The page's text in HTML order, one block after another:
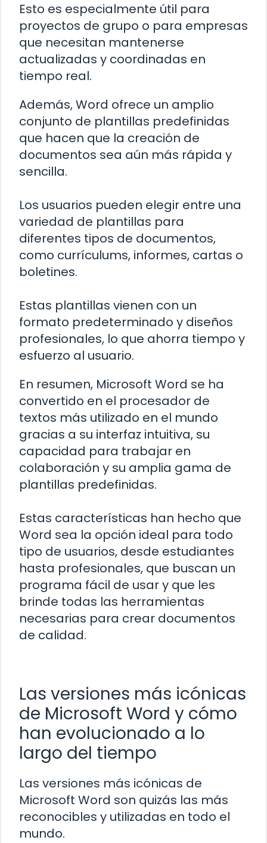
Esto es especialmente útil para
proyectos de grupo o para empresas
que necesitan mantenerse
actualizadas y coordinadas en
tiempo real.
Además, Word ofrece un amplio
conjunto de plantillas predefinidas
que hacen que la creación de
documentos sea aún más rápida y
sencilla.
Los usuarios pueden elegir entre una
variedad de plantillas para
diferentes tipos de documentos,
como currículums, informes, cartas o
boletines.
Estas plantillas vienen con un
formato predeterminado y diseños
profesionales, lo que ahorra tiempo y
esfuerzo al usuario.
En resumen, Microsoft Word se ha
convertido en el procesador de
textos más utilizado en el mundo
gracias a su interfaz intuitiva, su
capacidad para trabajar en
colaboración y su amplia gama de
plantillas predefinidas.
Estas características han hecho que
Word sea la opción ideal para todo
tipo de usuarios, desde estudiantes
hasta profesionales, que buscan un
programa fácil de usar y que les
brinde todas las herramientas
necesarias para crear documentos
de calidad.
Las versiones más icónicas
de Microsoft Word y cómo
han evolucionado a lo
largo del tiempo
Las versiones más icónicas de
Microsoft Word son quizás las más
reconocibles y utilizadas en todo el
mundo.